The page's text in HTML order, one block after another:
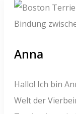
Anna
Hallo! Ich bin
Welt der